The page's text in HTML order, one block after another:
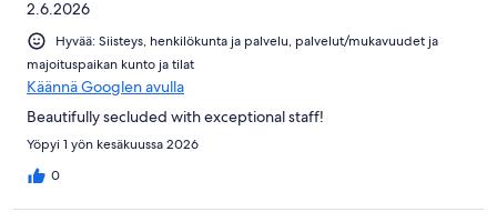
2.6.2026
Hyvää: Siisteys, henkilökunta ja palvelu, palvelut/mukavuudet ja
majoituspaikan kunto ja tilat
Käännä Googlen avulla
Beautifully secluded with exceptional staff!
Yöpyi 1 yön kesäkuussa 2026
0